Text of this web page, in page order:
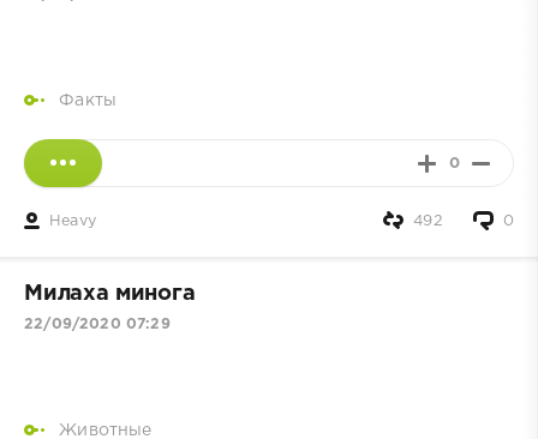
Факты
0
Heavy 0
492
Милаха минога
22/09/2020 07:29
Животные